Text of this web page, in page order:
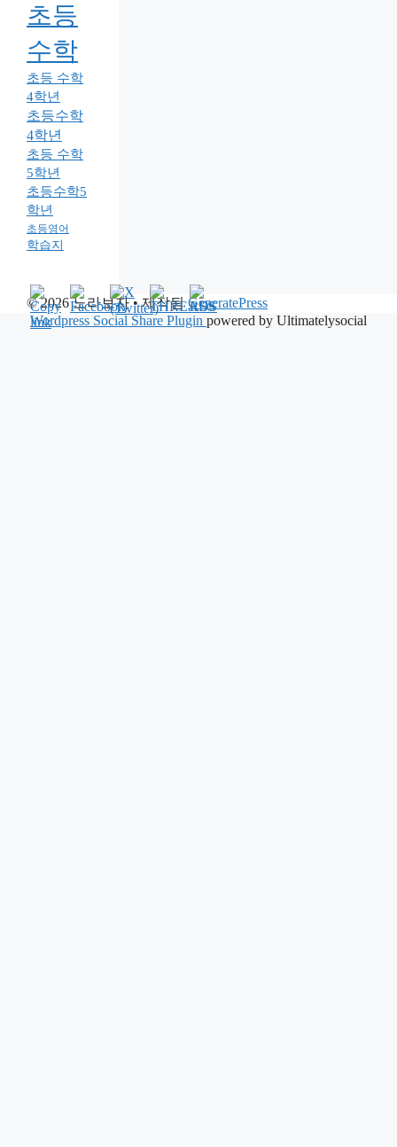
초등
수학
초등 수학
4학년
초등수학
4학년
초등 수학
5학년
초등수학5
학년
초등영어
학습지
© 2026 노라보자• 제작됨GeneratePress
Wordpress Social Share Plugin powered by Ultimatelysocial